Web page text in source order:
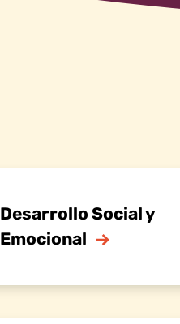
Desarrollo Social y
Emocional